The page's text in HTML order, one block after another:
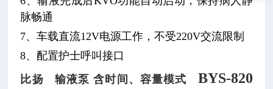
脉畅通
7、车载直流12V电源工作，不受220V交流限制
8、配置护士呼叫接口
比扬 输液泵 含时间、容量模式 BYS-820